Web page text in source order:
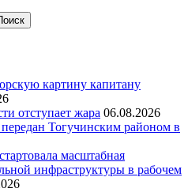
картину капитану
отступает жара 06.08.2026
Тогучинским районом в
масштабная
инфраструктуры в рабочем